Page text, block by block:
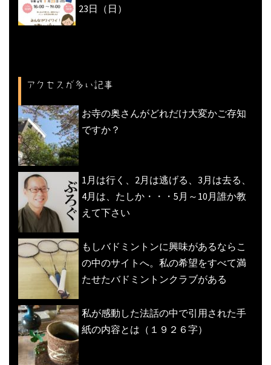
23日（日）
アクセスが多い記事
お寺の奥さんがどれだけ大変かご存知
ですか？
1月は行く、2月は逃げる、3月は去る、
4月は、たしか・・・5月～10月誰か教
えて下さい
もしバドミントンに興味があるならこ
の中のサイトへ。私の希望をすべて満
たせたバドミントンクラブがある
私が感動した法話の中で引用された手
紙の内容とは（１９２６字）